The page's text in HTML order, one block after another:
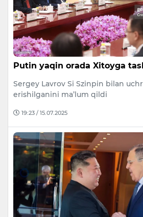
Putin yaqin orada Xitoyga
Sergey Lavrov Si Szinpin bilan
erishilganini ma’lum qildi
19:23 / 15.07.2025